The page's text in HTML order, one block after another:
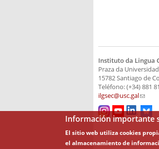
Instituto da Lingua
Praza da
15782 Santiago de
Teléfono: (+34) 881
ilgsec@usc.gal(link
Información importante
El sitio web utiliza cookies
el almacenamiento de